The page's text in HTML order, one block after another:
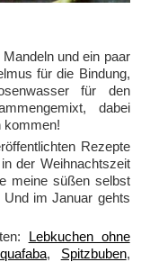
und ein paar
für die Bindung,
für den
dabei
kommen!
Rezepte
der Weihnachtszeit
meine süßen selbst
im Januar gehts
Lebkuchen ohne
, Spitzbuben,